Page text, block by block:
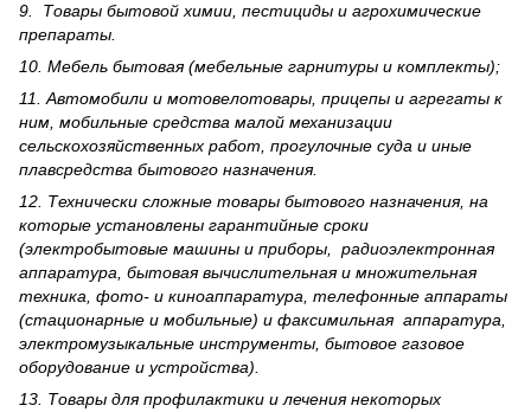
9. Товары бытовой химии, пестициды и агрохи­мические
препараты.
10. Мебель бытовая (мебельные гарнитуры и комплекты);
11. Автомобили и мотовелотовары, прицепы и агрегаты к
ним, мобильные средства малой механизации
сельскохозяйственных работ, прогулочные суда и иные
плавсредства бытового назначения.
12. Технически сложные товары бытового назна­чения, на
которые установлены гарантийные сроки
(электробытовые машины и приборы, радиоэлектронная
аппаратура, бытовая вычислительная и множительная
техника, фото- и киноаппаратура, телефонные аппараты
(стационарные и мобильные) и факсимильная аппаратура,
электрому­зыкальные инструменты, бытовое газовое
оборудование и устройства).
13. Товары для профилактики и лечения некоторых